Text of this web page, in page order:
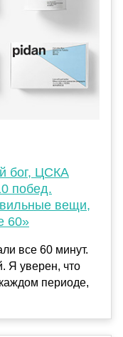
бог, ЦСКА
побед.
вещи,
60»
все 60 минут.
Я уверен, что
периоде,